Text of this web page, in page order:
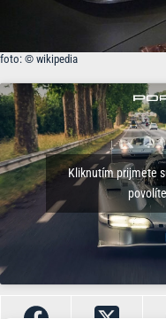
foto: © wikipedia
Kliknutím prijmete